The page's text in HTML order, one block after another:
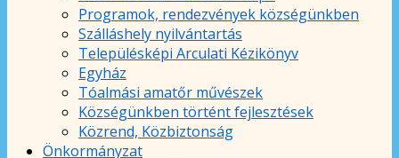
Programok, rendezvények községünkben
Szálláshely nyilvántartás
Településképi Arculati Kézikönyv
Egyház
Tóalmási amatőr művészek
Községünkben történt fejlesztések
Közrend, Közbiztonság
Önkormányzat